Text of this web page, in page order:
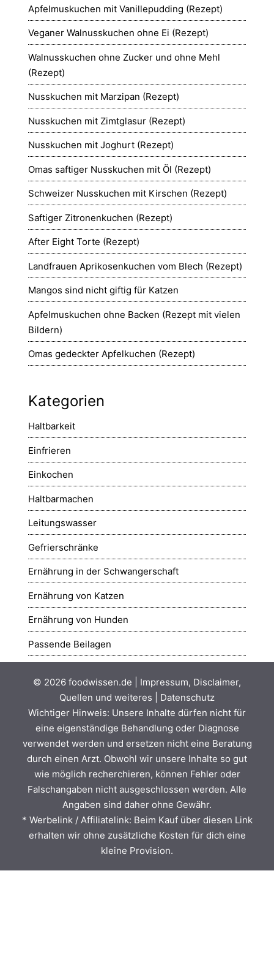
Apfelmuskuchen mit Vanillepudding (Rezept)
Veganer Walnusskuchen ohne Ei (Rezept)
Walnusskuchen ohne Zucker und ohne Mehl
(Rezept)
Nusskuchen mit Marzipan (Rezept)
Nusskuchen mit Zimtglasur (Rezept)
Nusskuchen mit Joghurt (Rezept)
Omas saftiger Nusskuchen mit Öl (Rezept)
Schweizer Nusskuchen mit Kirschen (Rezept)
Saftiger Zitronenkuchen (Rezept)
After Eight Torte (Rezept)
Landfrauen Aprikosenkuchen vom Blech (Rezept)
Mangos sind nicht giftig für Katzen
Apfelmuskuchen ohne Backen (Rezept mit vielen
Bildern)
Omas gedeckter Apfelkuchen (Rezept)
Kategorien
Haltbarkeit
Einfrieren
Einkochen
Haltbarmachen
Leitungswasser
Gefrierschränke
Ernährung in der Schwangerschaft
Ernährung von Katzen
Ernährung von Hunden
Passende Beilagen
© 2026 foodwissen.de
Impressum, Disclaimer,
Quellen und weiteres
Datenschutz
Wichtiger Hinweis: Unsere Inhalte dürfen nicht für
eine eigenständige Behandlung oder Diagnose
verwendet werden und ersetzen nicht eine Beratung
durch einen Arzt. Obwohl wir unsere Inhalte so gut
wie möglich recherchieren, können Fehler oder
Falschangaben nicht ausgeschlossen werden. Alle
Angaben sind daher ohne Gewähr.
* Werbelink / Affiliatelink: Beim Kauf über diesen Link
erhalten wir ohne zusätzliche Kosten für dich eine
kleine Provision.